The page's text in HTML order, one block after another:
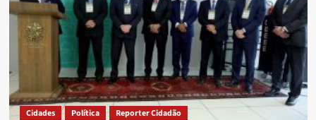
mulheres
mostram
algum
tipo
de
transtorno
mental
Cidades Política Reporter Cidadão